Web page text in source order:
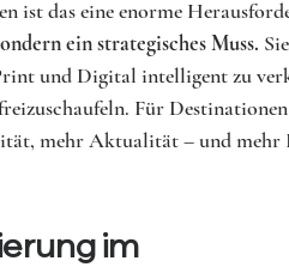
ist das eine enorme
ein strategisches Muss.
und Digital intelligent zu
Für
mehr Aktualität – und mehr
im